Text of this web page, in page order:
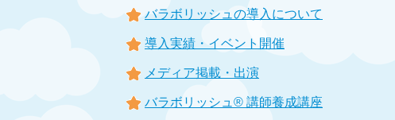
バラボリッシュの導入について
導入実績・イベント開催
メディア掲載・出演
バラボリッシュ® 講師養成講座